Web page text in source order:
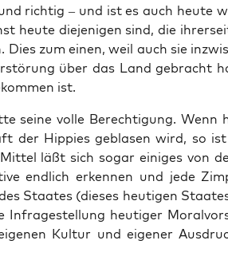
rich­tig – und ist es auch heu­te
heu­te die­je­ni­gen sind, die
Dies zum einen, weil auch sie
über das Land gebracht
ist.
sei­ne vol­le Berech­ti­gung. Wenn
der Hip­pies gebla­sen wird, so
läßt sich sogar eini­ges von
end­lich erken­nen und jede
Staa­tes (die­ses heu­ti­gen
Infra­ge­stel­lung heu­ti­ger
Kul­tur und eige­ner